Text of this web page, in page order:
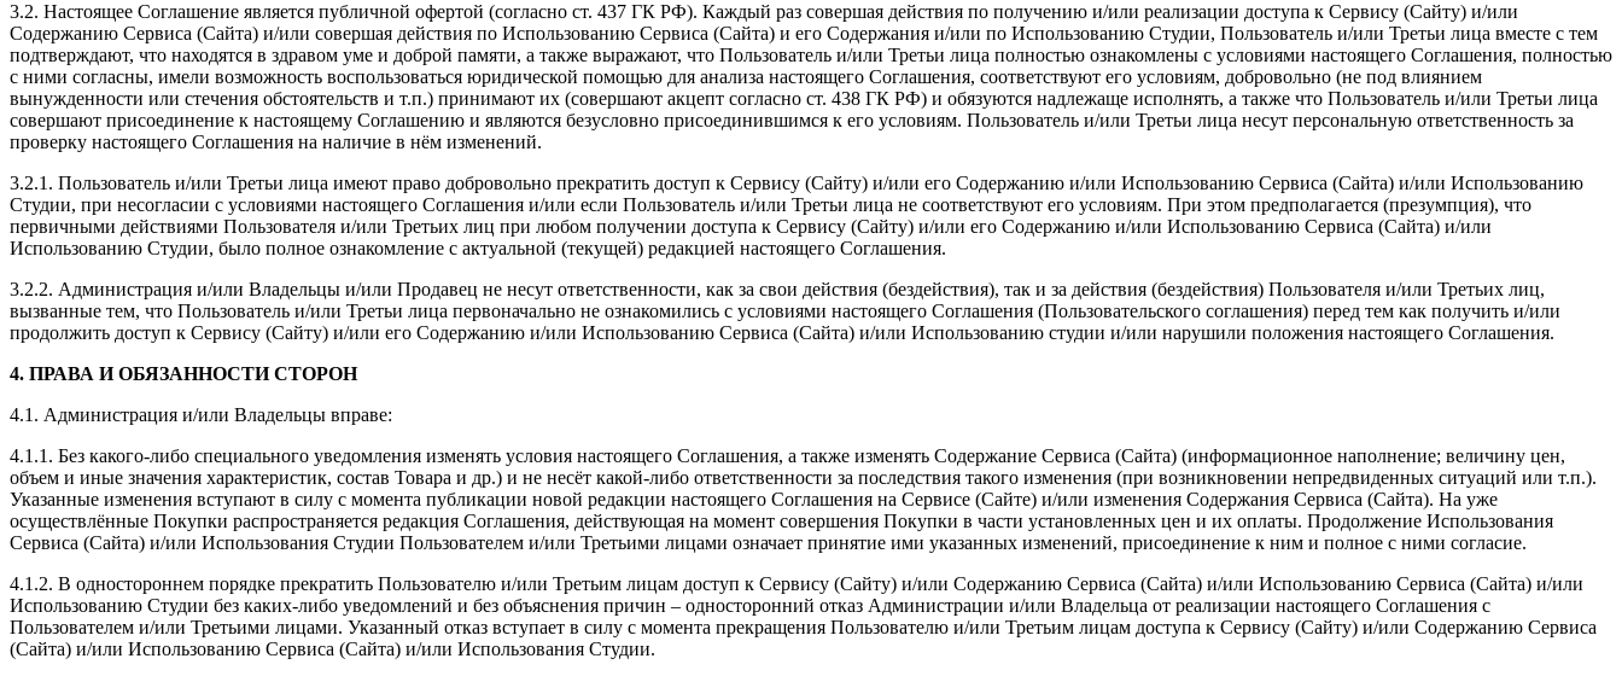
3.2. Настоящее Соглашение является публичной офертой (согласно ст. 437 ГК РФ). Каждый раз совершая действия по получению и/или реализации доступа к Сервису (Сайту) и/или
Содержанию Сервиса (Сайта) и/или совершая действия по Использованию Сервиса (Сайта) и его Содержания и/или по Использованию Студии, Пользователь и/или Третьи лица вместе с тем
подтверждают, что находятся в здравом уме и доброй памяти, а также выражают, что Пользователь и/или Третьи лица полностью ознакомлены с условиями настоящего Соглашения, полностью
с ними согласны, имели возможность воспользоваться юридической помощью для анализа настоящего Соглашения, соответствуют его условиям, добровольно (не под влиянием
вынужденности или стечения обстоятельств и т.п.) принимают их (совершают акцепт согласно ст. 438 ГК РФ) и обязуются надлежаще исполнять, а также что Пользователь и/или Третьи лица
совершают присоединение к настоящему Соглашению и являются безусловно присоединившимся к его условиям. Пользователь и/или Третьи лица несут персональную ответственность за
проверку настоящего Соглашения на наличие в нём изменений.
3.2.1. Пользователь и/или Третьи лица имеют право добровольно прекратить доступ к Сервису (Сайту) и/или его Содержанию и/или Использованию Сервиса (Сайта) и/или Использованию
Студии, при несогласии с условиями настоящего Соглашения и/или если Пользователь и/или Третьи лица не соответствуют его условиям. При этом предполагается (презумпция), что
первичными действиями Пользователя и/или Третьих лиц при любом получении доступа к Сервису (Сайту) и/или его Содержанию и/или Использованию Сервиса (Сайта) и/или
Использованию Студии, было полное ознакомление с актуальной (текущей) редакцией настоящего Соглашения.
3.2.2. Администрация и/или Владельцы и/или Продавец не несут ответственности, как за свои действия (бездействия), так и за действия (бездействия) Пользователя и/или Третьих лиц,
вызванные тем, что Пользователь и/или Третьи лица первоначально не ознакомились с условиями настоящего Соглашения (Пользовательского соглашения) перед тем как получить и/или
продолжить доступ к Сервису (Сайту) и/или его Содержанию и/или Использованию Сервиса (Сайта) и/или Использованию студии и/или нарушили положения настоящего Соглашения.
4. ПРАВА И ОБЯЗАННОСТИ СТОРОН
4.1. Администрация и/или Владельцы вправе:
4.1.1. Без какого-либо специального уведомления изменять условия настоящего Соглашения, а также изменять Содержание Сервиса (Сайта) (информационное наполнение; величину цен,
объем и иные значения характеристик, состав Товара и др.) и не несёт какой-либо ответственности за последствия такого изменения (при возникновении непредвиденных ситуаций или т.п.).
Указанные изменения вступают в силу с момента публикации новой редакции настоящего Соглашения на Сервисе (Сайте) и/или изменения Содержания Сервиса (Сайта). На уже
осуществлённые Покупки распространяется редакция Соглашения, действующая на момент совершения Покупки в части установленных цен и их оплаты. Продолжение Использования
Сервиса (Сайта) и/или Использования Студии Пользователем и/или Третьими лицами означает принятие ими указанных изменений, присоединение к ним и полное с ними согласие.
4.1.2. В одностороннем порядке прекратить Пользователю и/или Третьим лицам доступ к Сервису (Сайту) и/или Содержанию Сервиса (Сайта) и/или Использованию Сервиса (Сайта) и/или
Использованию Студии без каких-либо уведомлений и без объяснения причин – односторонний отказ Администрации и/или Владельца от реализации настоящего Соглашения с
Пользователем и/или Третьими лицами. Указанный отказ вступает в силу с момента прекращения Пользователю и/или Третьим лицам доступа к Сервису (Сайту) и/или Содержанию Сервиса
(Сайта) и/или Использованию Сервиса (Сайта) и/или Использования Студии.